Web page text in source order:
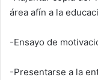
área afín a la
-Ensayo de
-Presentarse a la